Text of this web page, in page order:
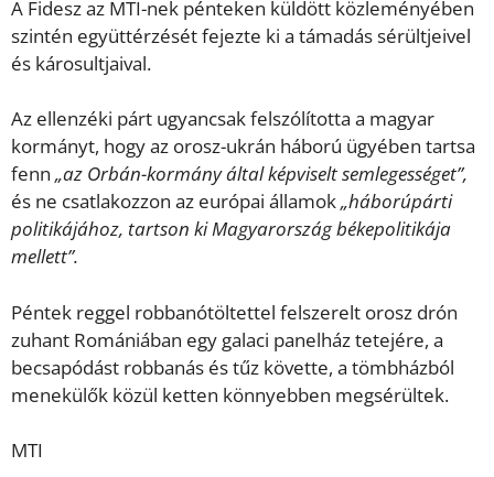
A Fidesz az MTI-nek pénteken küldött közleményében
szintén együttérzését fejezte ki a támadás sérültjeivel
és károsultjaival.
Az ellenzéki párt ugyancsak felszólította a magyar
kormányt, hogy az orosz-ukrán háború ügyében tartsa
fenn „az Orbán-kormány által képviselt semlegességet”,
és ne csatlakozzon az európai államok„háborúpárti
politikájához, tartson ki Magyarország békepolitikája
mellett”.
Péntek reggel robbanótöltettel felszerelt orosz drón
zuhant Romániában egy galaci panelház tetejére, a
becsapódást robbanás és tűz követte, a tömbházból
menekülők közül ketten könnyebben megsérültek.
MTI